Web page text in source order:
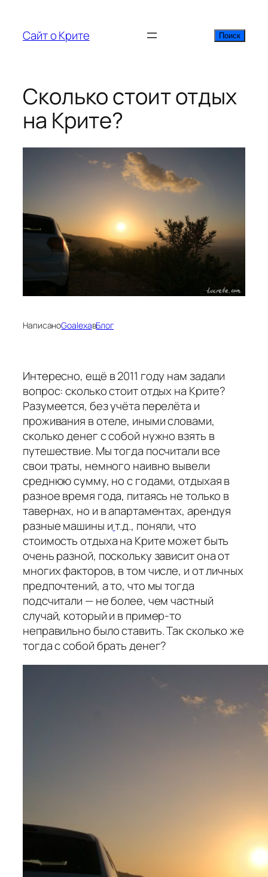
содержимому
Сайт о Крите Поиск
Поиск
Сколько стоит отдых
на Крите?
НаписаноGoalexaвБлог
Интересно, ещё в 2011 году нам задали
вопрос: сколько стоит отдых на Крите?
Разумеется, без учёта перелёта и
проживания в отеле, иными словами,
сколько денег с собой нужно взять в
путешествие. Мы тогда посчитали все
свои траты, немного наивно вывели
среднюю сумму, но с годами, отдыхая в
разное время года, питаясь не только в
тавернах, но и в апартаментах, арендуя
разные машины ит.д., поняли, что
стоимость отдыха на Крите может быть
очень разной, поскольку зависит она от
многих факторов, в том числе, и от личных
предпочтений, а то, что мы тогда
подсчитали — не более, чем частный
случай, который и в пример-то
неправильно было ставить. Так сколько же
тогда с собой брать денег?